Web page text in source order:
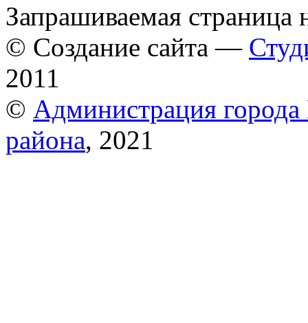
Запрашиваемая страница
© Создание сайта —
2011
© Администрация
района, 2021